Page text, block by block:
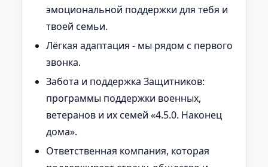
эмоциональной поддержки для тебя и
твоей семьи.
Лёгкая адаптация - мы рядом с первого
звонка.
Забота и поддержка Защитников:
программы поддержки военных,
ветеранов и их семей «4.5.0. Наконец
дома».
Ответственная компания, которая